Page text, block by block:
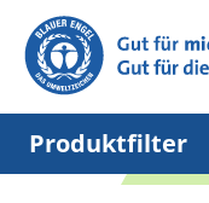
Suchbegriff in
setzen.
Produktfilter